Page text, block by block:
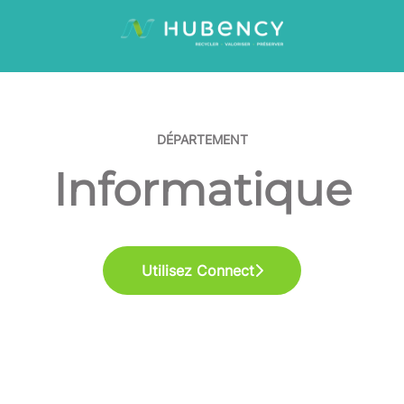
DÉPARTEMENT
Informatique
Utilisez Connect